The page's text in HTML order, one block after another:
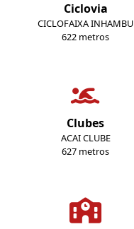
Ciclovia
CICLOFAIXA INHAMBU
622 metros
Clubes
ACAI CLUBE
627 metros